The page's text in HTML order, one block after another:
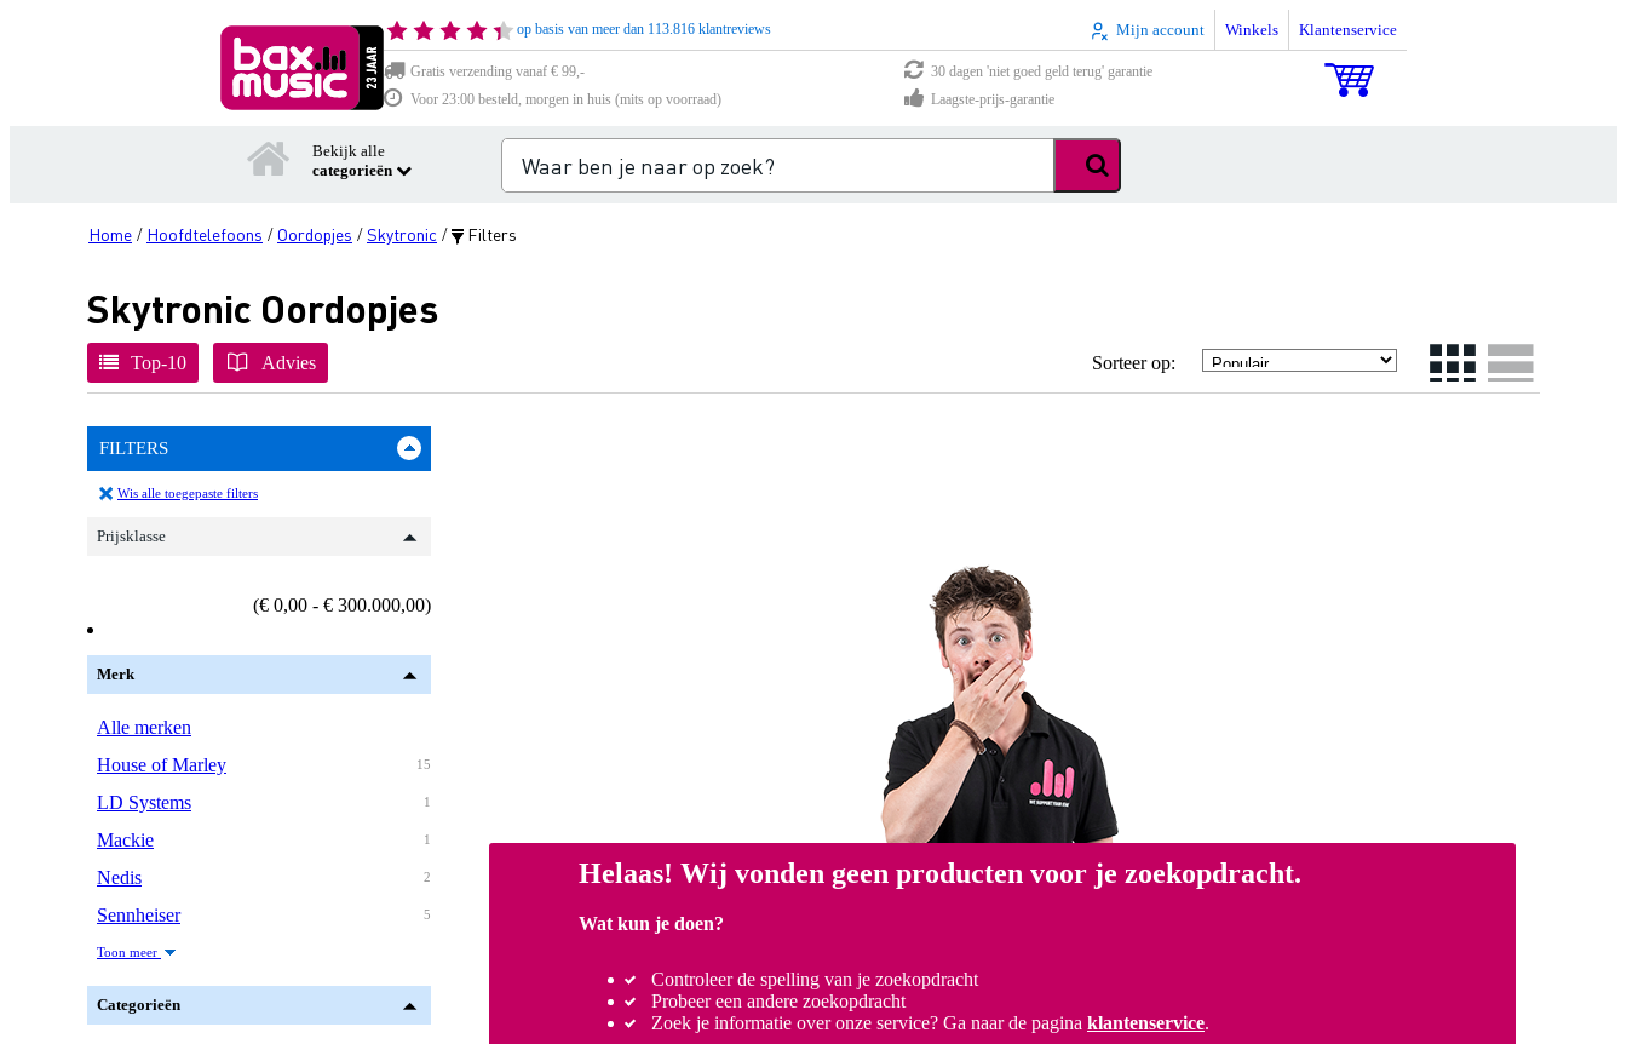
op basis van meer dan 113.816 klantreviews Mijn account Winkels Klantenservice
Gratis verzending vanaf € 99,-
30 dagen 'niet goed geld terug' garantie
Voor 23:00 besteld, morgen in huis (mits op voorraad)
Laagste-prijs-garantie
Bekijk alle
categorieën
Home / Hoofdtelefoons / Oordopjes /Skytronic / Filters
Skytronic Oordopjes
Top-10 Advies Sorteer op:
FILTERS
Wis alle toegepaste filters
Prijsklasse
(€ 0,00 - € 300.000,00)
Merk
Alle merken
15
House of Marley
1
LD Systems
1
Mackie
2
Nedis
5
Sennheiser
Toon meer
Categorieën
Helaas! Wij vonden geen producten voor je zoekopdracht.
Wat kun je doen?
Controleer de spelling van je zoekopdracht
Probeer een andere zoekopdracht
Zoek je informatie over onze service? Ga naar de pagina klantenservice.